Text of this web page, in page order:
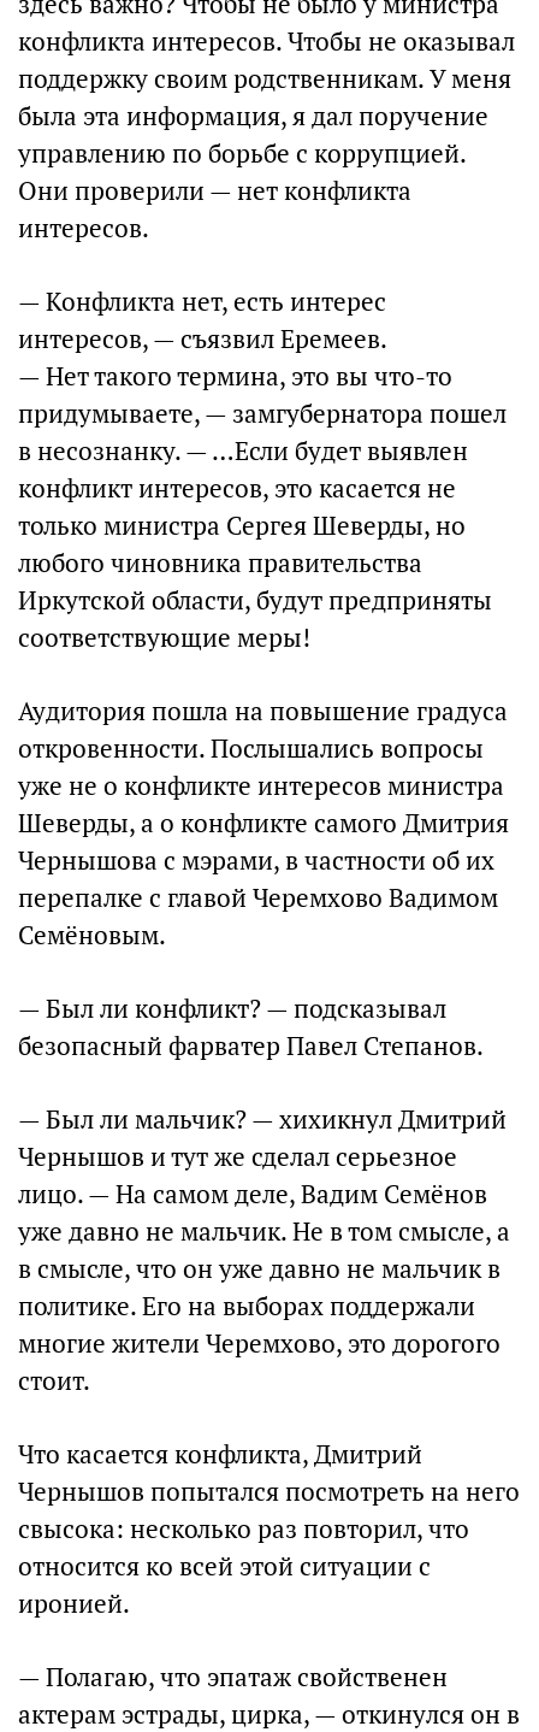
конфликта интересов. Чтобы не оказывал
поддержку своим родственникам. У меня
была эта информация, я дал поручение
управлению по борьбе с коррупцией.
Они проверили — нет конфликта
интересов.
— Конфликта нет, есть интерес
интересов, — съязвил Еремеев.
— Нет такого термина, это вы что-то
придумываете, — замгубернатора пошел
в несознанку. — …Если будет выявлен
конфликт интересов, это касается не
только министра Сергея Шеверды, но
любого чиновника правительства
Иркутской области, будут предприняты
соответствующие меры!
Аудитория пошла на повышение градуса
откровенности. Послышались вопросы
уже не о конфликте интересов министра
Шеверды, а о конфликте самого Дмитрия
Чернышова с мэрами, в частности об их
перепалке с главой Черемхово Вадимом
Семёновым.
— Был ли конфликт? — подсказывал
безопасный фарватер Павел Степанов.
— Был ли мальчик? — хихикнул Дмитрий
Чернышов и тут же сделал серьезное
лицо. — На самом деле, Вадим Семёнов
уже давно не мальчик. Не в том смысле, а
в смысле, что он уже давно не мальчик в
политике. Его на выборах поддержали
многие жители Черемхово, это дорогого
стоит.
Что касается конфликта, Дмитрий
Чернышов попытался посмотреть на него
свысока: несколько раз повторил, что
относится ко всей этой ситуации с
иронией.
— Полагаю, что эпатаж свойственен
актерам эстрады, цирка, — откинулся он в